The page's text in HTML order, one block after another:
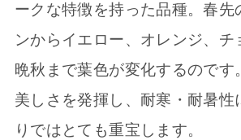
ークな特徴を持った品種。春先
ンからイエロー、オレンジ、チ
晩秋まで葉色が変化するのです
美しさを発揮し、耐寒・耐暑性
りではとても重宝します。